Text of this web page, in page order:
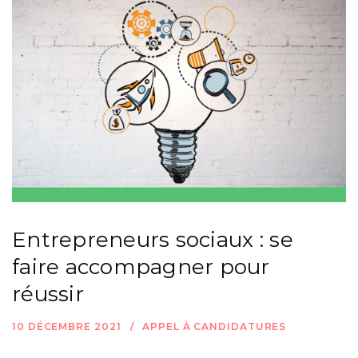
Entrepreneurs sociaux : se
faire accompagner pour
réussir
10 DÉCEMBRE 2021 APPEL À CANDIDATURES